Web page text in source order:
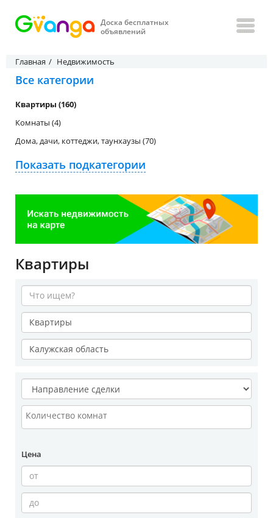
Доска бесплатных
объявлений
Главная Недвижимость
Все категории
Квартиры (160)
Комнаты (4)
Дома, дачи, коттеджи, таунхаузы (70)
Показать подкатегории
Квартиры
Цена